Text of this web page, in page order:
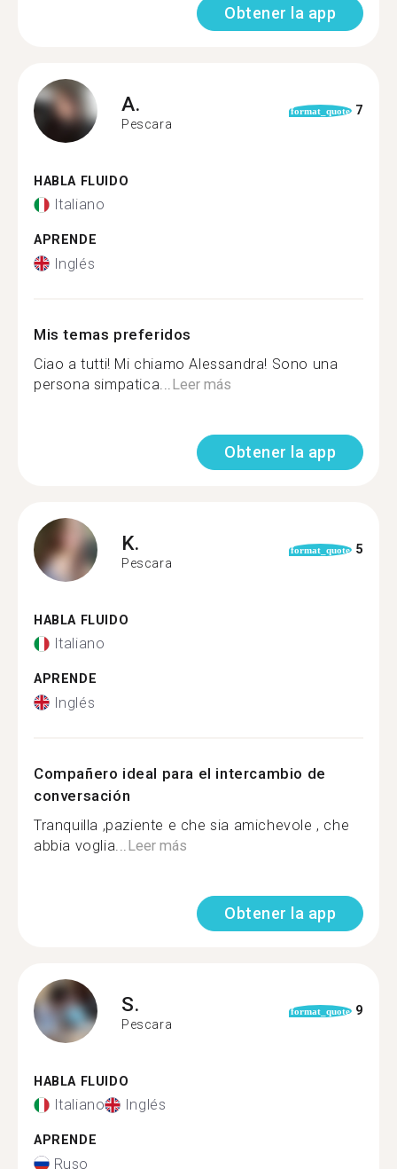
Obtener la app
A.
Pescara
format_quote 7
HABLA FLUIDO
Italiano
APRENDE
Inglés
Mis temas preferidos
Ciao a tutti! Mi chiamo Alessandra! Sono una
persona simpatica... Leer más
Obtener la app
K.
Pescara
format_quote 5
HABLA FLUIDO
Italiano
APRENDE
Inglés
Compañero ideal para el intercambio de
conversación
Tranquilla ,paziente e che sia amichevole , che
abbia voglia... Leer más
Obtener la app
S.
Pescara
format_quote 9
HABLA FLUIDO
Italiano Inglés
APRENDE
Ruso